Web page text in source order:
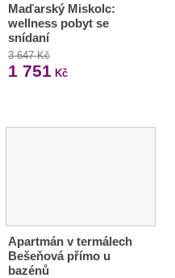
Maďarský Miskolc:
wellness pobyt se
snídaní
3 647 Kč
1 751 Kč
Apartmán v termálech
Bešeňová přímo u
bazénů